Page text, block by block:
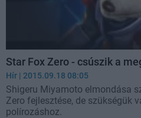
Star Fox Zero - csúszik a
Hír | 2015.09.18 08:05
Shigeru Miyamoto elmondása
Zero fejlesztése, de szükségük
polírozáshoz.